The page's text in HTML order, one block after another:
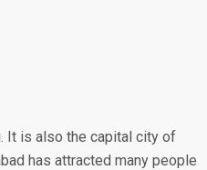
It is also the capital city of
has attracted many people